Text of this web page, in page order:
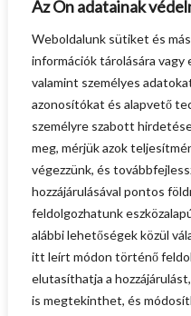
Az Ön adatainak
Weboldalunk sütiket és
információk tárolására vagy
valamint személyes
azonosítókat és alapvető
személyre szabott
meg, mérjük azok
végezzünk, és
hozzájárulásával pontos
feldolgozhatunk
alábbi lehetőségek közül
itt leírt módon történő
elutasíthatja a
is megtekinthet, és
– Közétkeztetők Országos
(KÖZSZÖV)
– Magyar Egészségügyi
Kamara (MESZK)
– Magyar
Társaság (MTTT)
– Magyar
Életmódorvostani Egyesület
Az országos Dietetikusi
vármegye szakemberei
megtalálható
vagyok.